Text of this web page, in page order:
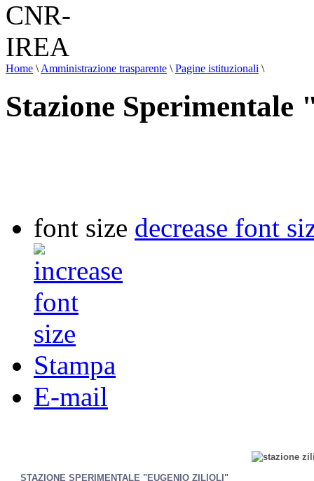
Home \ Amministrazione trasparente \ Pagine istituzionali \
Stazione
font size decrease font
Stampa
E-mail
STAZIONE SPERIMENTALE "EUGENIO ZILIOLI"